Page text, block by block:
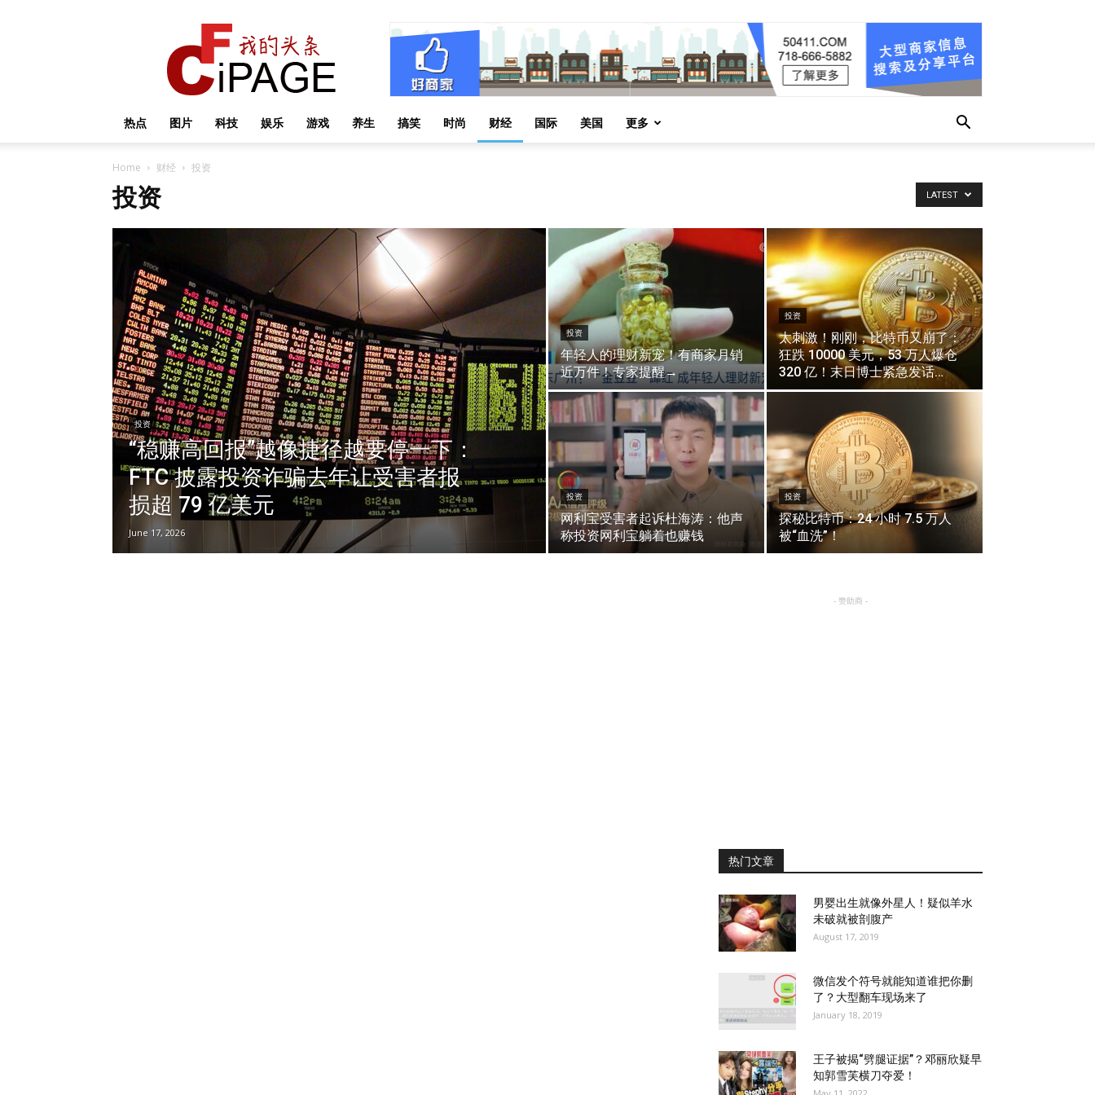
热点 图片 科技 娱乐 游戏 养生 搞笑 时尚 财经 国际 美国 更多
Home 财经 投资
投资 LATEST
投资
“稳赚高回报”越像捷径越要停一下：
FTC 披露投资诈骗去年让受害者报
损超 79 亿美元
June 17, 2026
投资
年轻人的理财新宠！有商家月销
近万件！专家提醒→
投资
太刺激！刚刚，比特币又崩了：
狂跌 10000 美元，53 万人爆仓
320 亿！末日博士紧急发话…
投资
网利宝受害者起诉杜海涛：他声
称投资网利宝躺着也赚钱
投资
探秘比特币：24 小时 7.5 万人
被“血洗”！
- 赞助商 -
热门文章
男婴出生就像外星人！疑似羊水
未破就被剖腹产
August 17, 2019
微信发个符号就能知道谁把你删
了？大型翻车现场来了
January 18, 2019
王子被揭“劈腿证据”？邓丽欣疑早
知郭雪芙横刀夺爱！